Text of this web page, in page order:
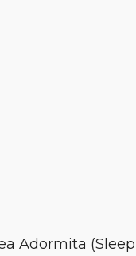
Adormita